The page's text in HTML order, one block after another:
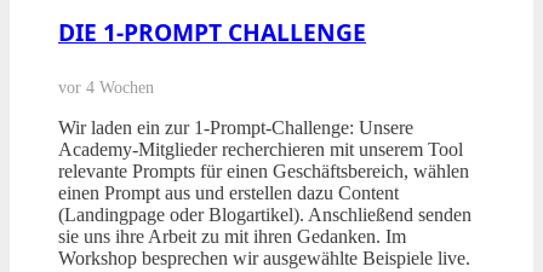
DIE 1-PROMPT CHALLENGE
vor 4 Wochen
Wir laden ein zur 1-Prompt-Challenge: Unsere
Academy-Mitglieder recherchieren mit unserem Tool
relevante Prompts für einen Geschäftsbereich, wählen
einen Prompt aus und erstellen dazu Content
(Landingpage oder Blogartikel). Anschließend senden
sie uns ihre Arbeit zu mit ihren Gedanken. Im
Workshop besprechen wir ausgewählte Beispiele live.